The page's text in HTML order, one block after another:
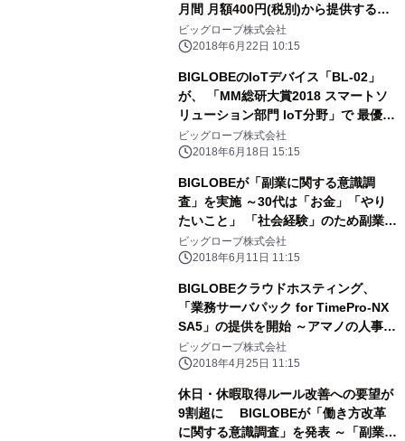
月間 月額400円(税別)から提供する特
典を実施～
ビッグローブ株式会社
2018年6月22日 10:15
BIGLOBEのIoTデバイス「BL-02」
が、 「MM総研大賞2018 スマートソ
リューション部門 IoT分野」で 最優秀
賞を受賞
ビッグローブ株式会社
2018年6月18日 15:15
BIGLOBEが「副業に関する意識調
査」を実施 ～30代は「お金」「やり
たいこと」 「社会経験」のため副業を
希望～
ビッグローブ株式会社
2018年6月11日 11:15
BIGLOBEクラウドホスティング、
「業務サーバパック for TimePro-NX
SA5」の提供を開始 ～アマノの人事労
務管理システム向けサーバパックが
Windows Server 2016に対応～
ビッグローブ株式会社
2018年4月25日 11:15
休日・休暇取得ルール改善への要望が
9割超に BIGLOBEが「働き方改革
に関する意識調査」を発表 ～「副業・